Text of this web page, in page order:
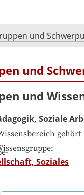
und
und
und
Soziale
gehört
Soziales